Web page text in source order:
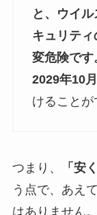
と、ウイ
キュリテ
変危険です
2029年10月
けることが
つまり、 「安
う点で、あえ
はありません。